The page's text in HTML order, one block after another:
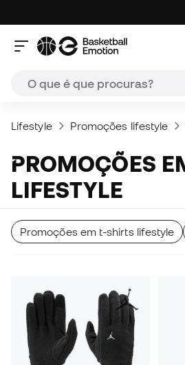
Lifestyle Promoções lifestyle
PROMOÇÕES EM ROUPA
LIFESTYLE
Promoções em t-shirts lifestyle